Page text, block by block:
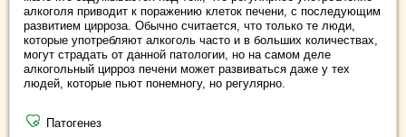
алкоголя приводит к поражению клеток печени, с последующим
развитием цирроза. Обычно считается, что только те люди,
которые употребляют алкоголь часто и в больших количествах,
могут страдать от данной патологии, но на самом деле
алкогольный цирроз печени может развиваться даже у тех
людей, которые пьют понемногу, но регулярно.
Патогенез